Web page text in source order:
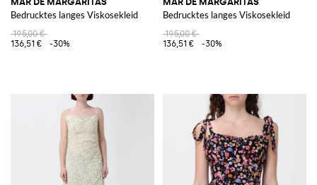
Bedrucktes langes Viskosekleid
195,00 €
136,51 €
-30%
Bedrucktes langes Viskosekleid
195,00 €
136,51 €
-30%